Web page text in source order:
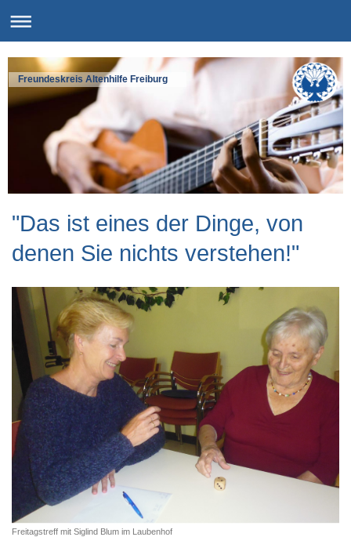
Freundeskreis Altenhilfe Freiburg
"Das ist eines der Dinge, von
denen Sie nichts verstehen!"
Freitagstreff mit Siglind Blum im Laubenhof